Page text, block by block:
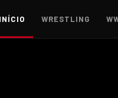
INÍCIO WRESTLING